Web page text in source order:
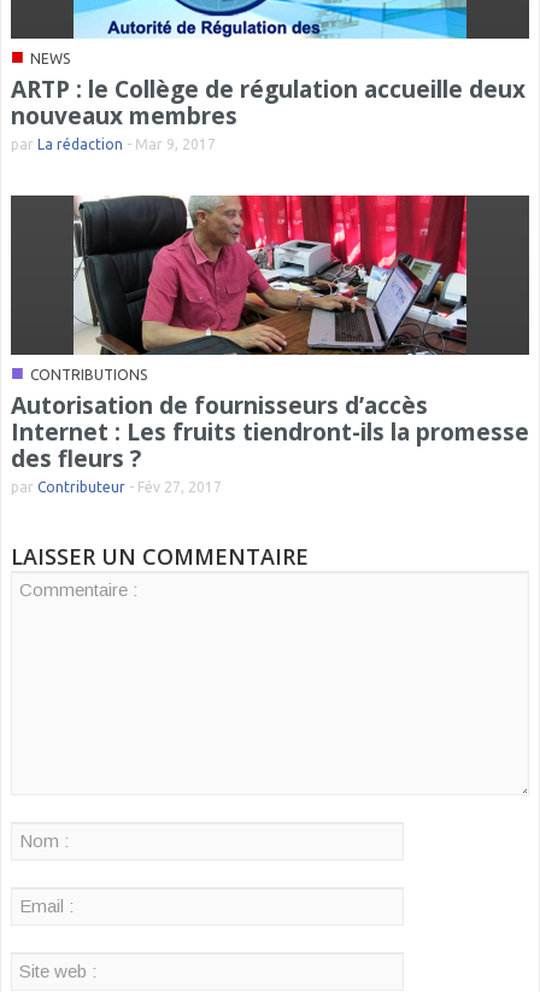
■ NEWS
ARTP : le Collège de régulation accueille deux
nouveaux membres
par La rédaction - Mar 9, 2017
■ CONTRIBUTIONS
Autorisation de fournisseurs d’accès
Internet : Les fruits tiendront-ils la promesse
des fleurs ?
par Contributeur - Fév 27, 2017
LAISSER UN COMMENTAIRE